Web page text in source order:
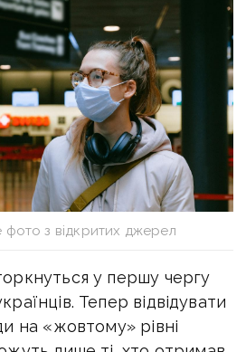
фото з відкритих джерел
у першу чергу
Тепер відвідувати
на «жовтому» рівні